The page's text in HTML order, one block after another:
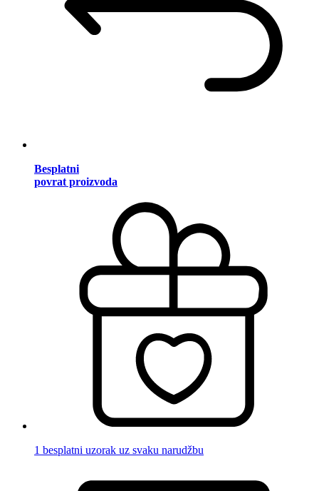
Besplatni
povrat proizvoda
1 besplatni uzorak uz svaku narudžbu